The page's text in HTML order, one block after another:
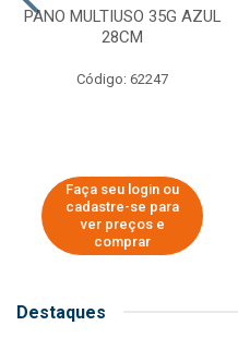
PANO MULTIUSO 35G AZUL
28CM
Código: 62247
Faça seu login ou
cadastre-se para
ver preços e
comprar
Destaques